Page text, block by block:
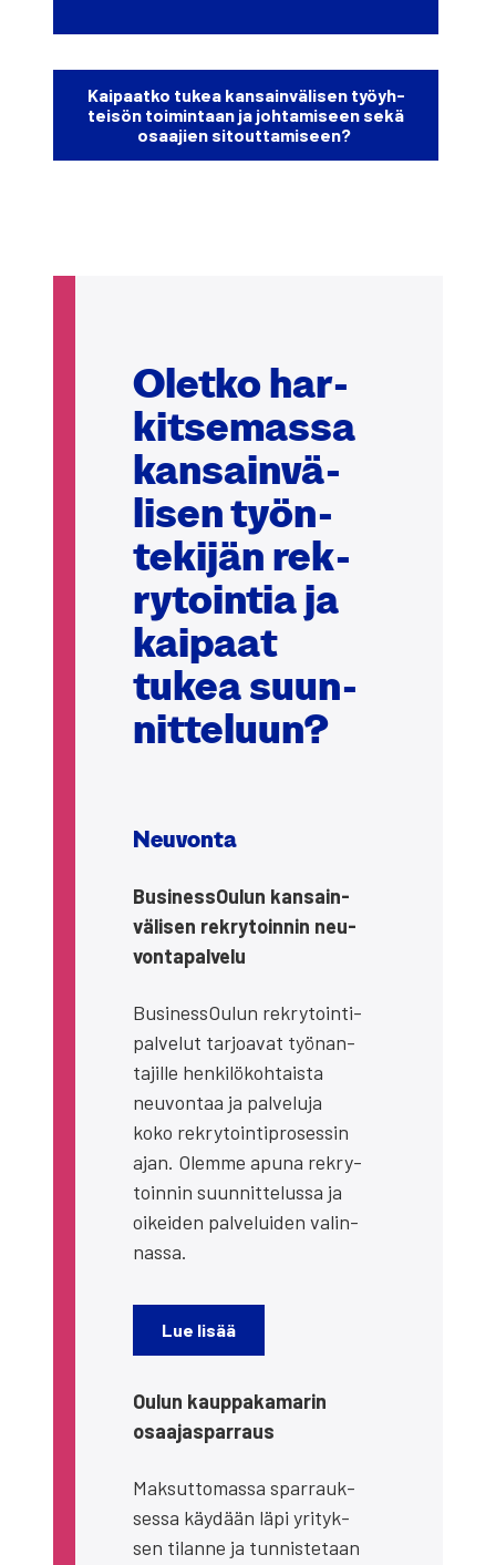
Kai­paat­ko tukea kan­sain­vä­li­sen työyh­
tei­sön toi­min­taan ja joh­ta­mi­seen sekä
osaa­jien sitout­ta­mi­seen?
Olet­ko har­
kit­se­mas­sa
kan­sain­vä­
li­sen työn­
te­ki­jän rek­
ry­toin­tia ja
kai­paat
tukea suun­
nit­te­luun?
Neu­von­ta
Business­Oulun kan­sain­
vä­li­sen rek­ry­toin­nin neu­
von­ta­pal­ve­lu
Business­Oulun rek­ry­toin­ti­
pal­ve­lut tar­joa­vat työ­nan­
ta­jil­le hen­ki­lö­koh­tais­ta
neu­von­taa ja pal­ve­lu­ja
koko rek­ry­toin­ti­pro­ses­sin
ajan. Olem­me apu­na rek­ry­
toin­nin suun­nit­te­lus­sa ja
oikei­den pal­ve­lui­den valin­
nas­sa.
Lue lisää
Oulun kaup­pa­ka­ma­rin
osaa­jas­par­raus
Mak­sut­to­mas­sa spar­rauk­
ses­sa käy­dään läpi yri­tyk­
sen tilan­ne ja tun­nis­te­taan